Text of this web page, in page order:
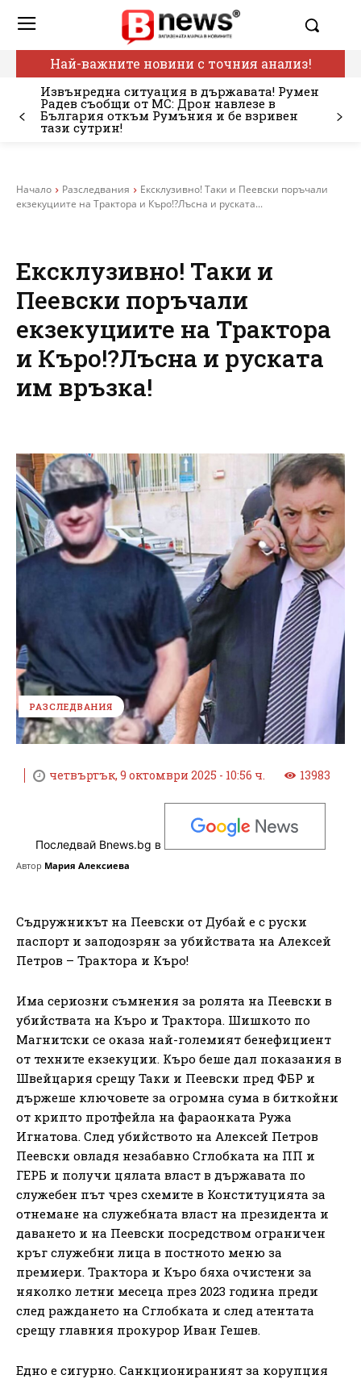
Най-важните новини с точния анализ!
Извънредна ситуация в държавата! Румен
Радев съобщи от МС: Дрон навлезе в
България откъм Румъния и бе взривен
тази сутрин!
Начало Разследвания
Ексклузивно! Таки и Пеевски поръчали
екзекуциите на Трактора и Къро!?Лъсна и руската...
Ексклузивно! Таки и
Пеевски поръчали
екзекуциите на Трактора
и Къро!?Лъсна и руската
им връзка!
РАЗСЛЕДВАНИЯ
четвъртък, 9 октомври 2025 - 10:56 ч. 13983
Последвай Bnews.bg в
Автор Мария Алексиева
Съдружникът на Пеевски от Дубай е с руски
паспорт и заподозрян за убийствата на Алексей
Петров – Трактора и Къро!
Има сериозни съмнения за ролята на Пеевски в
убийствата на Къро и Трактора. Шишкото по
Магнитски се оказа най-големият бенефициент
от техните екзекуции. Къро беше дал показания в
Швейцария срещу Таки и Пеевски пред ФБР и
държеше ключовете за огромна сума в биткойни
от крипто протфейла на фараонката Ружа
Игнатова. След убийството на Алексей Петров
Пеевски овладя незабавно Сглобката на ПП и
ГЕРБ и получи цялата власт в държавата по
служебен път чрез схемите в Конституцията за
отнемане на служебната власт на президента и
даването и на Пеевски посредством ограничен
кръг служебни лица в постното меню за
премиери. Трактора и Къро бяха очистени за
няколко летни месеца през 2023 година преди
след раждането на Сглобката и след атентата
срещу главния прокурор Иван Гешев.
Едно е сигурно. Санкционираният за корупция